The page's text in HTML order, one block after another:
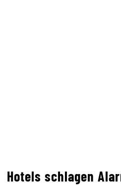
Hotels schlagen